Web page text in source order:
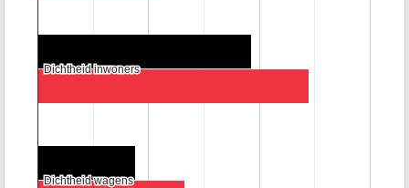
Dichtheid inwoners
Dichtheid inwoners
Dichtheid wagens
Dichtheid wagens